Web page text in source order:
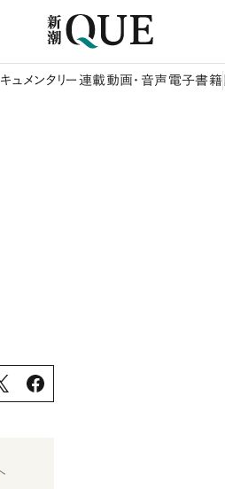
キュメンタリー 連載動画・音声 電子書籍